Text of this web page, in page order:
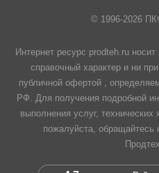
© 1996-2026
Интернет ресурс prodteh.ru
справочный характер и ни
публичной офертой ,
РФ. Для получения подробной
выполнения услуг, технических
пожалуйста,